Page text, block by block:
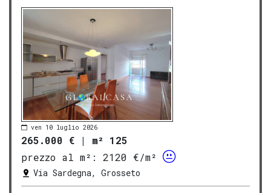
ven 10 luglio 2026
265.000 € | m² 125
prezzo al m²:
2120 €/m²
Via Sardegna, Grosseto